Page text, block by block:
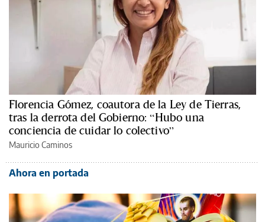
Florencia Gómez, coautora de la Ley de Tierras,
tras la derrota del Gobierno: “Hubo una
conciencia de cuidar lo colectivo”
Mauricio Caminos
Ahora en portada